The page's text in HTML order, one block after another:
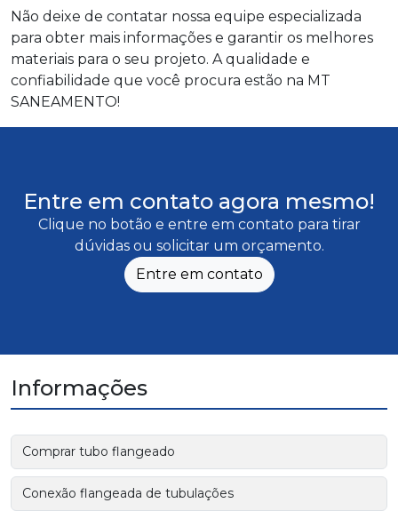
Não deixe de contatar nossa equipe especializada
para obter mais informações e garantir os melhores
materiais para o seu projeto. A qualidade e
confiabilidade que você procura estão na MT
SANEAMENTO!
Entre em contato agora mesmo!
Clique no botão e entre em contato para tirar
dúvidas ou solicitar um orçamento.
Entre em contato
Informações
Comprar tubo flangeado
Conexão flangeada de tubulações